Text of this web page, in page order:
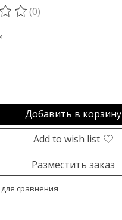
this product is
(0)
Добавить в корзину
Add to wish list
Разместить заказ
сравнения